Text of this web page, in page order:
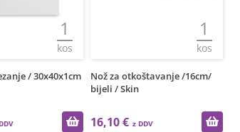
1
kos
/16cm/
1
kos
Daska za rezanje / 32x26x2cm
/ bela
17,42 €